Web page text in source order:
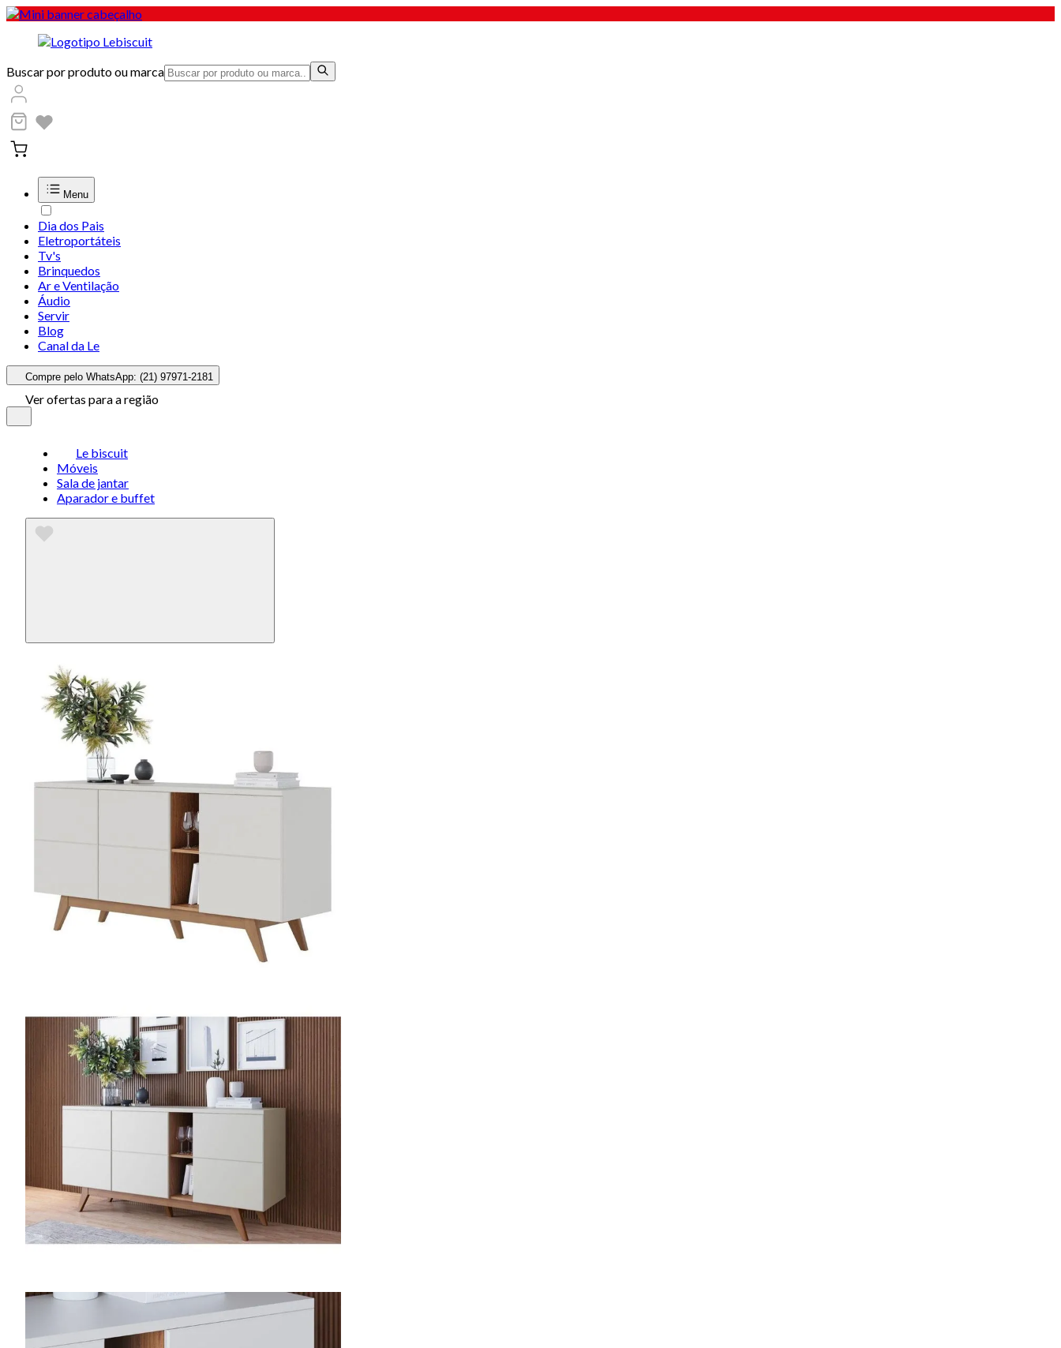
Buscar por produto ou marca
Menu
Dia dos Pais
Eletroportáteis
Tv's
Brinquedos
Ar e Ventilação
Áudio
Servir
Blog
Canal da Le
Compre pelo WhatsApp: (21) 97971-2181
Ver ofertas para a região
Le biscuit
Móveis
Sala de jantar
Aparador e buffet